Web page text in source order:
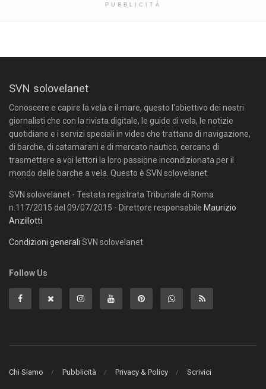
PUBBLICITÀ
SVN solovelanet
Conoscere e capire la vela e il mare, questo l'obiettivo dei nostri
giornalisti che con la rivista digitale, le guide di vela, le notizie
quotidiane e i servizi speciali in video che trattano di navigazione,
di barche, di catamarani e di mercato nautico, cercano di
trasmettere a voi lettori la loro passione incondizionata per il
mondo delle barche a vela. Questo è SVN solovelanet.
SVN solovelanet - Testata registrata Tribunale di Roma
n.117/2015 del 09/07/2015 - Direttore responsabile Maurizio
Anzillotti
Condizioni generali SVN solovelanet
Follow Us
Chi Siamo Pubblicità Privacy & Policy Scrivici